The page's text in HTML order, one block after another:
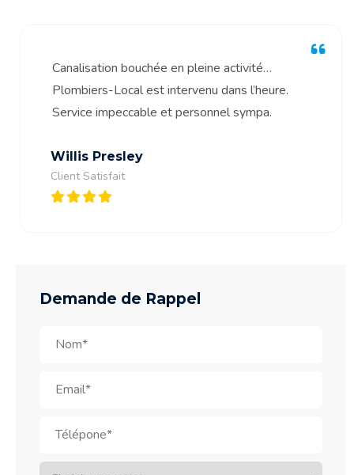
Canalisation bouchée en pleine activité…
Plombiers-Local est intervenu dans l’heure.
Service impeccable et personnel sympa.
Willis Presley
Client Satisfait
Demande de Rappel